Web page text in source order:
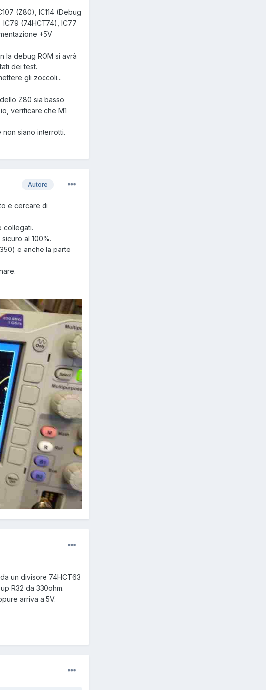
(Z80), IC114 (Debug
IC79 (74HCT74), IC77
+5V
la debug ROM si avrà
dei test.
gli zoccoli...
Z80 sia basso
verificare che M1
siano interrotti.
Autore
e cercare di
collegati.
al 100%.
e anche la parte
un divisore 74HCT63
R32 da 330ohm.
arriva a 5V.